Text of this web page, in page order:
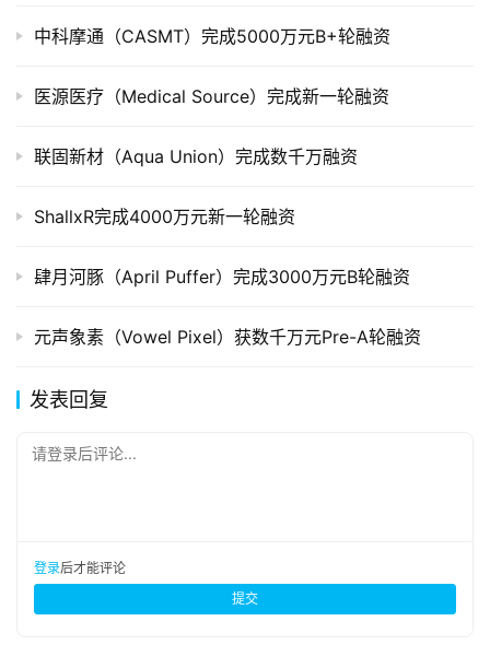
学中科摩通（CASMT）完成5000万元B+轮融资
医源医疗（Medical Source）完成新一轮融资
联固新材（Aqua Union）完成数千万融资
ShallxR完成4000万元新一轮融资
肆月河豚（April Puffer）完成3000万元B轮融资
元声象素（Vowel Pixel）获数千万元Pre-A轮融资
发表回复
请登录后评论...
登录后才能评论
提交